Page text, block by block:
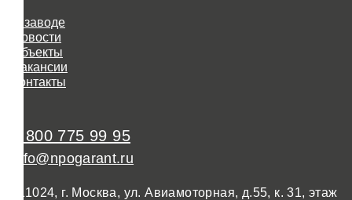
О заводе
Новости
Объекты
Вакансии
Контакты
8 800 775 99 95
info@npogarant.ru
111024, г. Москва, ул. Авиамоторная, д.55, к. 31, этаж